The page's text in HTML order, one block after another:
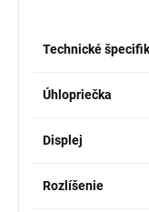
Technické
Úhlopriečka
Displej
Rozlíšenie